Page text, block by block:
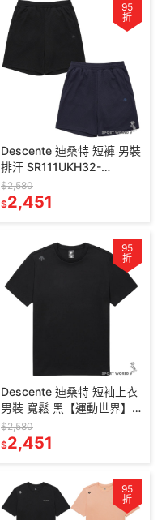
95
折
Descente 迪桑特 短褲 男裝
排汗 SR111UKH32-
BLK0/SR111UKH32-NAVY
$2,580
$2,451
95
折
Descente 迪桑特 短袖上衣
男裝 寬鬆 黑【運動世界】
SR111DTS32-BLK0
$2,580
$2,451
95
折